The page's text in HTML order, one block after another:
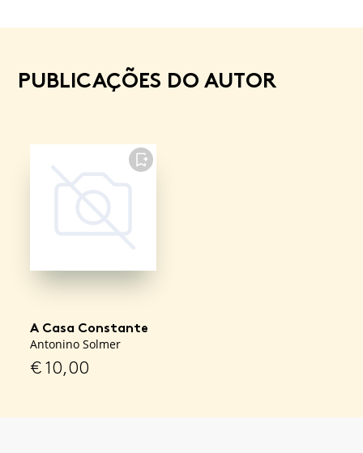
PUBLICAÇÕES DO AUTOR
FAVORITO
A Casa Constante
Antonino Solmer
€10,00